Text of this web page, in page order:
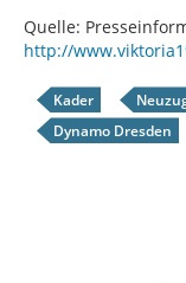
Quelle:
http://
Kader
Dynamo Dresden